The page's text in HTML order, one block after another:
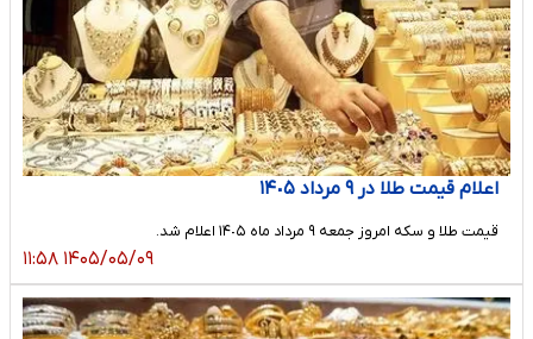
اعلام قیمت طلا در ٩ مرداد ١۴٠۵
قیمت طلا و سکه امروز جمعه ٩ مرداد ماه ١۴٠۵ اعلام شد.
۱۴۰۵/۰۵/۰۹ ۱۱:۵۸